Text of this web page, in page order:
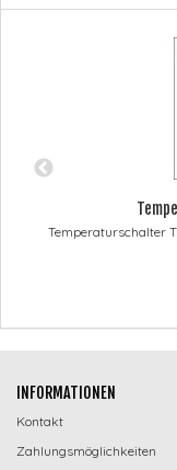
Temperaturschalter
INFORMATIONEN
Kontakt
Zahlungsmöglichkeiten